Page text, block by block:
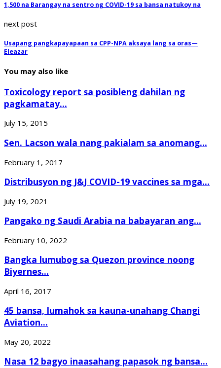
1,500 na Barangay na sentro ng COVID-19 sa bansa natukoy na
next post
Usapang pangkapayapaan sa CPP-NPA aksaya lang sa oras—
Eleazar
You may also like
Toxicology report sa posibleng dahilan ng
pagkamatay...
July 15, 2015
Sen. Lacson wala nang pakialam sa anomang...
February 1, 2017
Distribusyon ng J&J COVID-19 vaccines sa mga...
July 19, 2021
Pangako ng Saudi Arabia na babayaran ang...
February 10, 2022
Bangka lumubog sa Quezon province noong
Biyernes...
April 16, 2017
45 bansa, lumahok sa kauna-unahang Changi
Aviation...
May 20, 2022
Nasa 12 bagyo inaasahang papasok ng bansa...